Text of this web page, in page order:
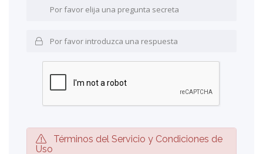
Términos del Servicio y Condiciones de
Uso